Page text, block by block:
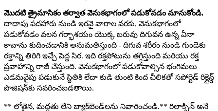
మొదటి త్రైమాసికం తర్వాత వెనుకభాగంలో పడుకోవడం మానుకోండి.
దాదాపు పదహారు నుండి ఇరవై వారాల వరకు, వెనుకభాగంలో
పడుకోవడం వలన గర్భాశయం యొక్క బరువు దిగువన ఉన్న వీనా
కావాను కుదించడానికి అనుమతిస్తుంది - దిగువ శరీరం నుండి గుండెకు
రక్తాన్ని తిరిగి ఇచ్చే పెద్ద సిర. ఇది రక్తపోటును తగ్గిస్తుంది మరియు రక్త
ప్రవాహాన్ని రాజీ చేస్తుంది. వెనుకభాగంలో పడుకోవాల్సిన భంగిమలు
ఎడమవైపు పడుకునే స్థితికి లేదా కుడి తుంటి కింద చీలికతో సపోర్టెడ్ రిక్లైన్డ్
పొజిషన్‌కు సవరించబడతాయి.
** లోతైన, మద్దతు లేని బ్యాక్‌బెండ్‌లను నివారించండి.** రిలాక్సిన్ అనే